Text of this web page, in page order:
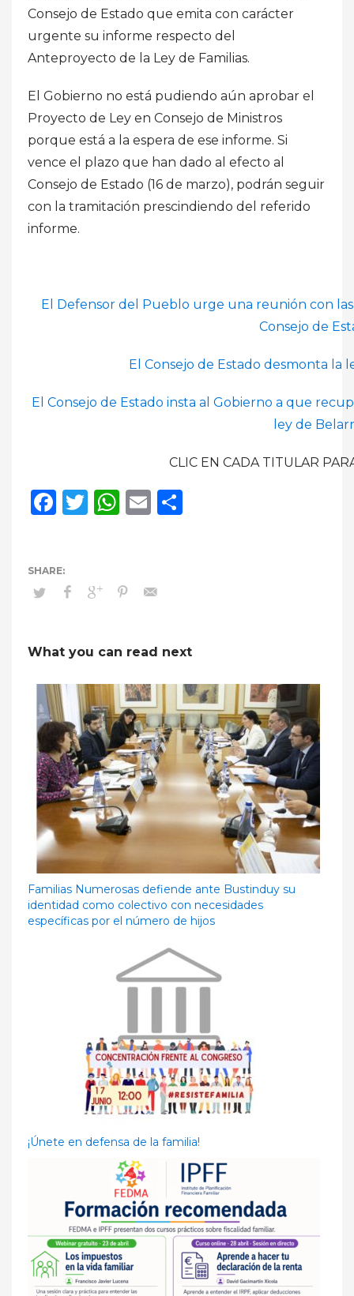
Consejo de Estado que emita con carácter
urgente su informe respecto del
Anteproyecto de la Ley de Familias.
El Gobierno no está pudiendo aún aprobar el
Proyecto de Ley en Consejo de Ministros
porque está a la espera de ese informe. Si
vence el plazo que han dado al efecto al
Consejo de Estado (16 de marzo), podrán seguir
con la tramitación prescindiendo del referido
informe.
El Defensor del Pueblo urge una reunión con
Consejo de
El Consejo de Estado desmonta la
El Consejo de Estado insta al Gobierno a que
ley de
CLIC EN CADA TITULAR
Facebook
Twitter
WhatsApp
Email
What you can read next
Familias Numerosas defiende ante Bustinduy su
identidad como colectivo con necesidades
específicas por el número de hijos
¡Únete en defensa de la familia!